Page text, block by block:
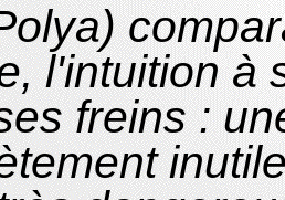
l'intuition à
freins :